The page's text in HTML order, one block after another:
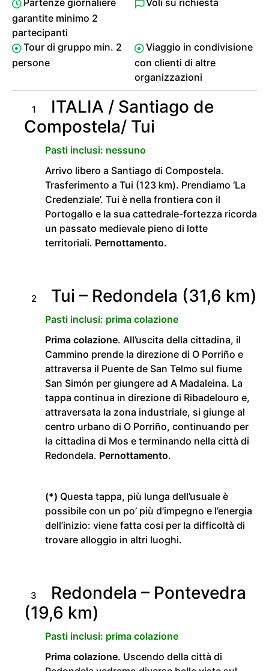
Partenze giornaliere
garantite minimo 2
partecipanti
Voli su richiesta
Tour di gruppo min. 2
persone
Viaggio in condivisione
con clienti di altre
organizzazioni
1
ITALIA / Santiago de
Compostela/ Tui
Pasti inclusi: nessuno
Arrivo libero a Santiago di Compostela.
Trasferimento a Tui (123 km). Prendiamo ‘La
Credenziale’. Tui è nella frontiera con il
Portogallo e la sua cattedrale-fortezza ricorda
un passato medievale pieno di lotte
territoriali. Pernottamento.
2 Tui – Redondela (31,6 km)
Pasti inclusi: prima colazione
Prima colazione. All’uscita della cittadina, il
Cammino prende la direzione di O Porriño e
attraversa il Puente de San Telmo sul fiume
San Simón per giungere ad A Madaleina. La
tappa continua in direzione di Ribadelouro e,
attraversata la zona industriale, si giunge al
centro urbano di O Porriño, continuando per
la cittadina di Mos e terminando nella città di
Redondela. Pernottamento.
(*) Questa tappa, più lunga dell’usuale è
possibile con un po’ più d’impegno e l’energia
dell’inizio: viene fatta cosi per la difficoltà di
trovare alloggio in altri luoghi.
3
Redondela – Pontevedra
(19,6 km)
Pasti inclusi: prima colazione
Prima colazione. Uscendo della città di